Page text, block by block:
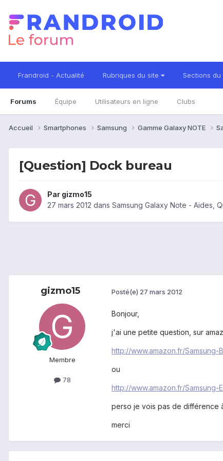
Frandroid - Actualité Rubriques du site Sections du
Forums Équipe Utilisateurs en ligne Clubs
Accueil Smartphones Samsung Gamme Galaxy NOTE
[Question] Dock bureau
Par gizmo15
27 mars 2012 dans Samsung Galaxy Note - Aides,
gizmo15
Membre
78
Posté(e) 27 mars 2012
Bonjour,
j'ai une petite question, sur
http://www.amazon.fr/Samsung-
ou
http://www.amazon.fr/Samsung-
perso je vois pas de différence
merci